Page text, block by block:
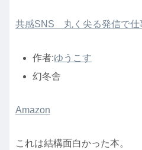
共感SNS 丸く尖る発信で仕
作者:ゆうこす
幻冬舎
Amazon
これは結構面白かった本。